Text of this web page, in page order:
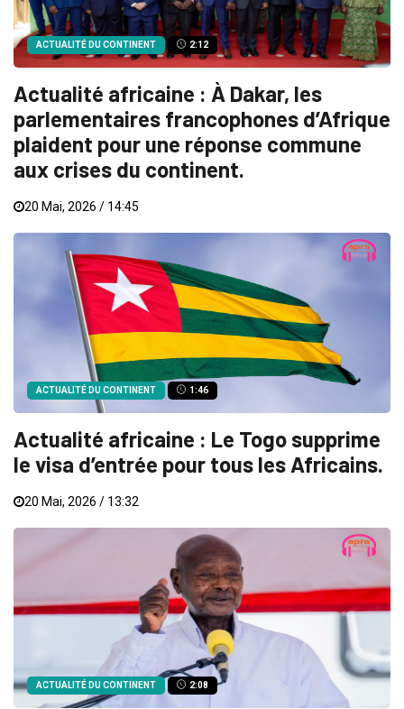
ACTUALITÉ DU CONTINENT 2:12
Actualité africaine : À Dakar, les
parlementaires francophones d’Afrique
plaident pour une réponse commune
aux crises du continent.
20 Mai, 2026 / 14:45
ACTUALITÉ DU CONTINENT 1:46
Actualité africaine : Le Togo supprime
le visa d’entrée pour tous les Africains.
20 Mai, 2026 / 13:32
ACTUALITÉ DU CONTINENT 2:08